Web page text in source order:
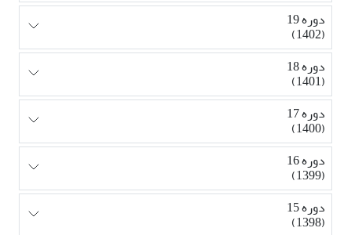
دوره 19
(1402)
دوره 18
(1401)
دوره 17
(1400)
دوره 16
(1399)
دوره 15
(1398)